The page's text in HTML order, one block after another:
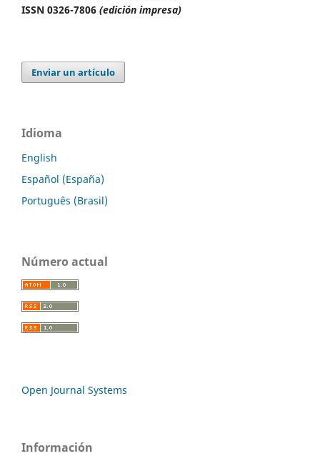
ISSN 0326-7806 (edición impresa)
Enviar un artículo
Idioma
English
Español (España)
Português (Brasil)
Número actual
Open Journal Systems
Información